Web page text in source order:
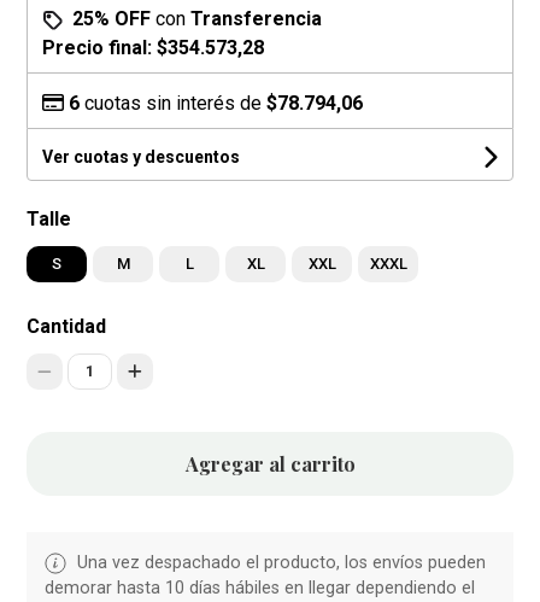
25% OFF conTransferencia
Precio final:$354.573,28
6 cuotas sin interés de$78.794,06
Ver cuotas y descuentos
Talle
S M L XL XXL XXXL
Cantidad
1
Agregar al carrito
Una vez despachado el producto, los envíos pueden
demorar hasta 10 días hábiles en llegar dependiendo el